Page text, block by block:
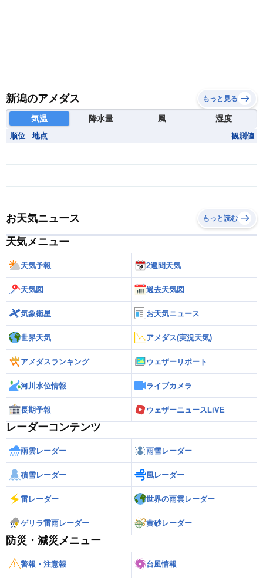
新潟のアメダス もっと見る
気温 降水量 風 湿度
順位 地点 観測値
お天気ニュース もっと読む
天気メニュー
天気予報 2週間天気
天気図 過去天気図
気象衛星 お天気ニュース
世界天気 アメダス(実況天気)
アメダスランキング ウェザーリポート
河川水位情報 ライブカメラ
長期予報 ウェザーニュースLiVE
レーダーコンテンツ
雨雲レーダー 雨雪レーダー
積雪レーダー 風レーダー
雷レーダー 世界の雨雲レーダー
ゲリラ雷雨レーダー 黄砂レーダー
防災・減災メニュー
警報・注意報 台風情報